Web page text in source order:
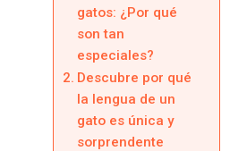
gatos: ¿Por qué
son tan
especiales?
Descubre por qué
la lengua de un
gato es única y
sorprendente